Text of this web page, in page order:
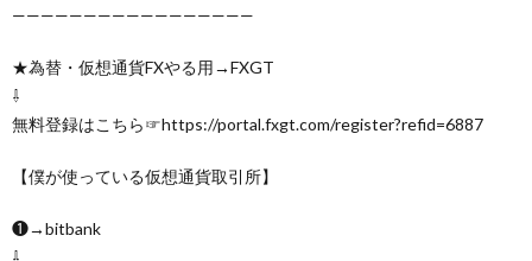
—————————————————
★為替・仮想通貨FXやる用→FXGT
⇩
無料登録はこちら☞https://portal.fxgt.com/register?refid=6887
【僕が使っている仮想通貨取引所】
❶→bitbank
⇩